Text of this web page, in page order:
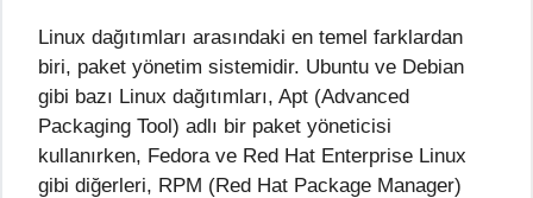
Linux dağıtımları arasındaki en temel farklardan
biri, paket yönetim sistemidir. Ubuntu ve Debian
gibi bazı Linux dağıtımları, Apt (Advanced
Packaging Tool) adlı bir paket yöneticisi
kullanırken, Fedora ve Red Hat Enterprise Linux
gibi diğerleri, RPM (Red Hat Package Manager)